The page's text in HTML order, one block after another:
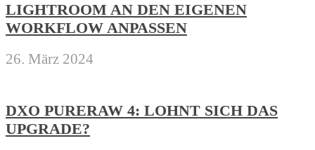
LIGHTROOM AN DEN EIGENEN
WORKFLOW ANPASSEN
26. März 2024
DXO PURERAW 4: LOHNT SICH DAS
UPGRADE?